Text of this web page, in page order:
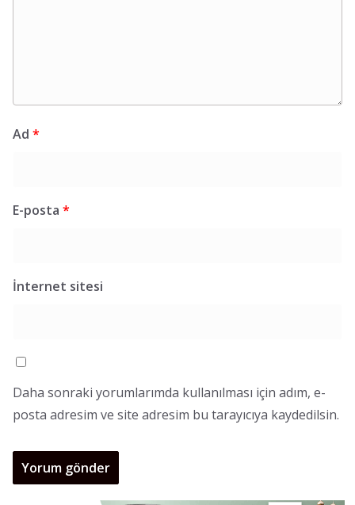
Ad *
E-posta *
İnternet sitesi
Daha sonraki yorumlarımda kullanılması için adım, e-
posta adresim ve site adresim bu tarayıcıya kaydedilsin.